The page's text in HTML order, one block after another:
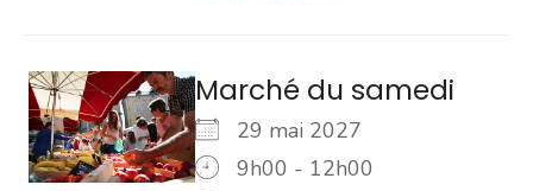
Marché du samedi
29 mai 2027
9h00 - 12h00